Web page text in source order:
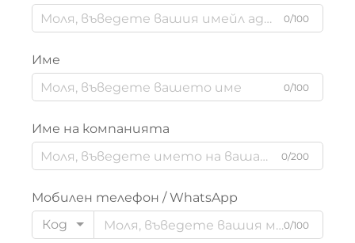
0/100
Име
0/100
Име на компанията
0/200
Мобилен телефон / WhatsApp
Код
0/100